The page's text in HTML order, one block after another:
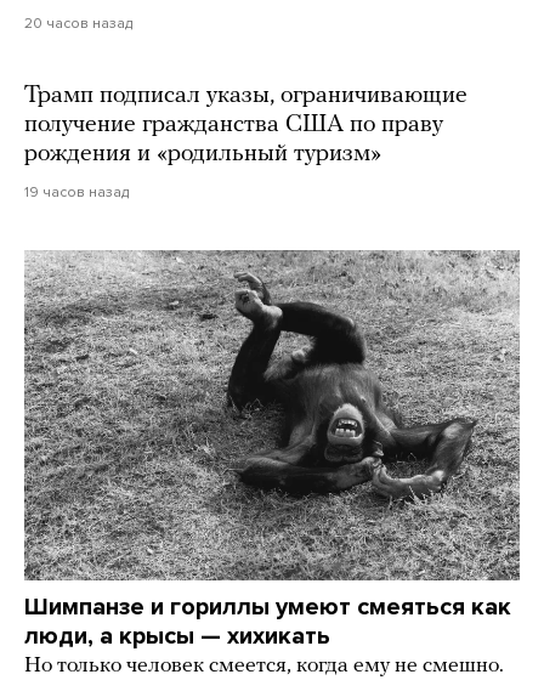
20 часов назад
Трамп подписал указы, ограничивающие
получение гражданства США по праву
рождения и «родильный туризм»
19 часов назад
Шимпанзе и гориллы умеют смеяться как
люди, а крысы — хихикать
Но только человек смеется, когда ему не смешно.